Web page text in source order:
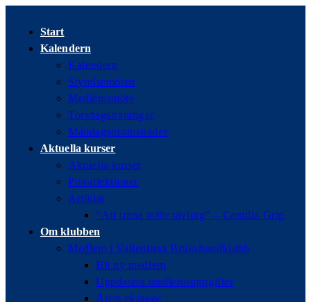
innehållet
Start
Kalendern
Kalendern
Styrelsemöten
Medlemsmöte
Torsdagsträningar
Måndagspromenader
Aktuella kurser
Aktuella kurser
Privatlektioner
Artiklar
”Att träna inför tävling” – Camilla Grip
Om klubben
Medlem i Vallentuna Brukshundklubb
Bli ny medlem
Uppdatera medlemsuppgifter
Årets ekipage